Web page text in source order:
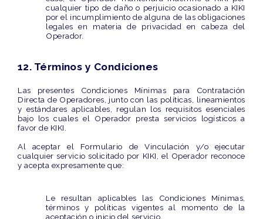
cualquier tipo de daño o perjuicio ocasionado a KIKI
por el incumplimiento de alguna de las obligaciones
legales en materia de privacidad en cabeza del
Operador.
12. Términos y Condiciones
Las presentes Condiciones Mínimas para Contratación
Directa de Operadores , junto con las políticas, lineamientos
y estándares aplicables, regulan los requisitos esenciales
bajo los cuales el Operador presta servicios logísticos a
favor de KIKI.
Al aceptar el Formulario de Vinculación y/o ejecutar
cualquier servicio solicitado por KIKI, el Operador reconoce
y acepta expresamente que:
Le resultan aplicables las Condiciones Mínimas,
términos y políticas vigentes al momento de la
aceptación o inicio del servicio.